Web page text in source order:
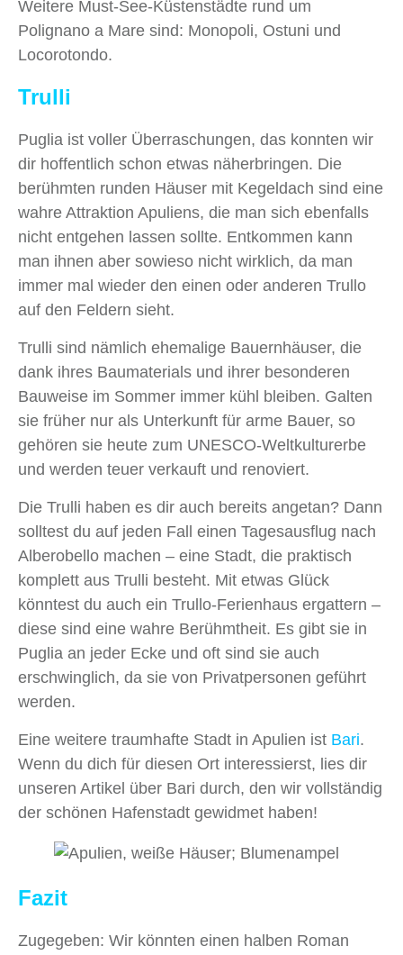
Weitere Must-See-Küstenstädte rund um
Polignano a Mare sind: Monopoli, Ostuni und
Locorotondo.
Trulli
Puglia ist voller Überraschungen, das konnten wir
dir hoffentlich schon etwas näherbringen. Die
berühmten runden Häuser mit Kegeldach sind eine
wahre Attraktion Apuliens, die man sich ebenfalls
nicht entgehen lassen sollte. Entkommen kann
man ihnen aber sowieso nicht wirklich, da man
immer mal wieder den einen oder anderen Trullo
auf den Feldern sieht.
Trulli sind nämlich ehemalige Bauernhäuser, die
dank ihres Baumaterials und ihrer besonderen
Bauweise im Sommer immer kühl bleiben. Galten
sie früher nur als Unterkunft für arme Bauer, so
gehören sie heute zum UNESCO-Weltkulturerbe
und werden teuer verkauft und renoviert.
Die Trulli haben es dir auch bereits angetan? Dann
solltest du auf jeden Fall einen Tagesausflug nach
Alberobello machen – eine Stadt, die praktisch
komplett aus Trulli besteht. Mit etwas Glück
könntest du auch ein Trullo-Ferienhaus ergattern –
diese sind eine wahre Berühmtheit. Es gibt sie in
Puglia an jeder Ecke und oft sind sie auch
erschwinglich, da sie von Privatpersonen geführt
werden.
Eine weitere traumhafte Stadt in Apulien ist Bari.
Wenn du dich für diesen Ort interessierst, lies dir
unseren Artikel über Bari durch, den wir vollständig
der schönen Hafenstadt gewidmet haben!
Fazit
Zugegeben: Wir könnten einen halben Roman